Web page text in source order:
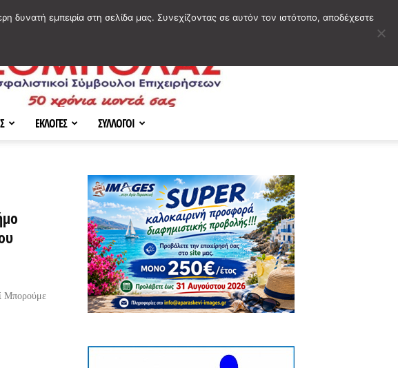
ΕΚΛΟΓΕΣ ΣΥΛΛΟΓΟΙ
Μπορούμε
εμπειρία στη σελίδα μας. Συνεχίζοντας σε αυτόν τον ιστότοπο, αποδέχεστε